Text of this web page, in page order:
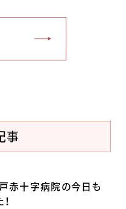
事
戸赤十字病院の今日も